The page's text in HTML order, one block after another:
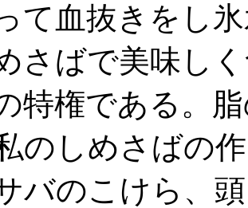
て血抜きをし
さばで美味し
特権である。
のしめさばの
バのこけら、